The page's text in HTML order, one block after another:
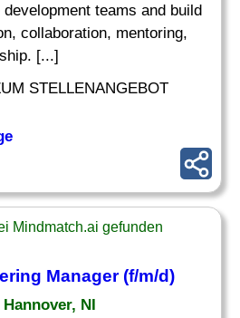
teams and build
collaboration, mentoring,
[...]
STELLENANGEBOT
Mindmatch.ai gefunden
Manager(f/m/d)
NI